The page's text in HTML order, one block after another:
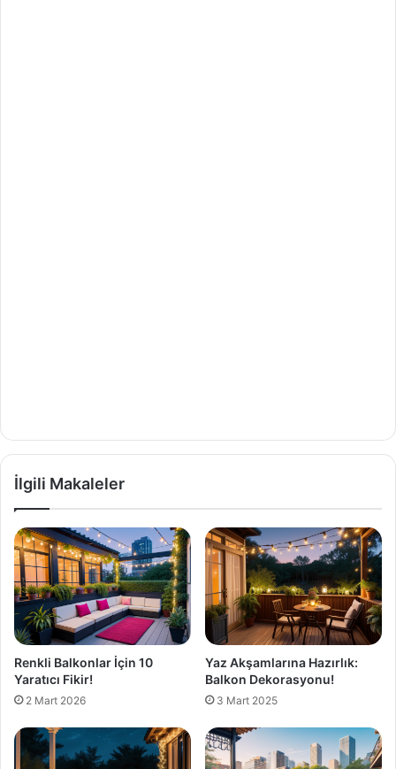
İlgili Makaleler
Renkli Balkonlar İçin 10
Yaratıcı Fikir!
2 Mart 2026
Yaz Akşamlarına Hazırlık:
Balkon Dekorasyonu!
3 Mart 2025